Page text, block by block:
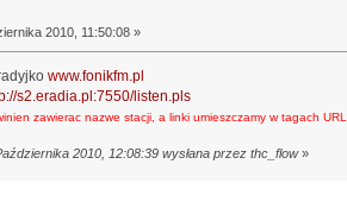
2010, 11:50:08 »
www.fonikfm.pl
s2.eradia.pl:7550/listen.pls
zawierac nazwe stacji, a linki umieszczamy w tagach URL
2010, 12:08:39 wysłana przez thc_flow»